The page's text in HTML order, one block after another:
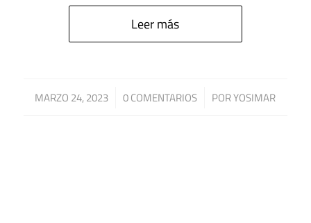
Leer más
MARZO 24, 2023
/ 0 COMENTARIOS
/ PORYOSIMAR